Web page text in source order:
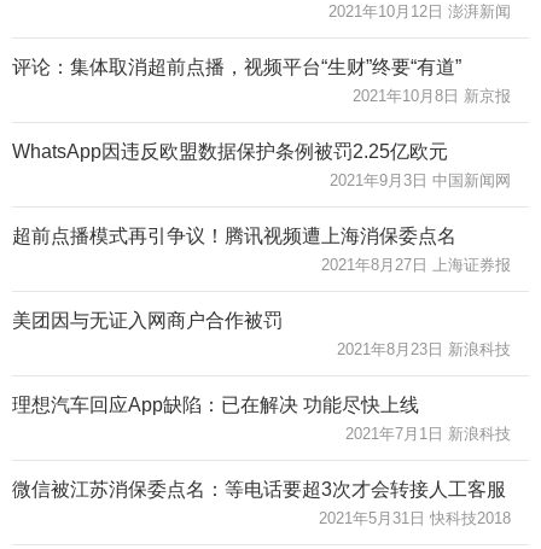
2021年10月12日 澎湃新闻
评论：集体取消超前点播，视频平台“生财”终要“有道”
2021年10月8日 新京报
WhatsApp因违反欧盟数据保护条例被罚2.25亿欧元
2021年9月3日 中国新闻网
超前点播模式再引争议！腾讯视频遭上海消保委点名
2021年8月27日 上海证券报
美团因与无证入网商户合作被罚
2021年8月23日 新浪科技
理想汽车回应App缺陷：已在解决 功能尽快上线
2021年7月1日 新浪科技
微信被江苏消保委点名：等电话要超3次才会转接人工客服
2021年5月31日 快科技2018